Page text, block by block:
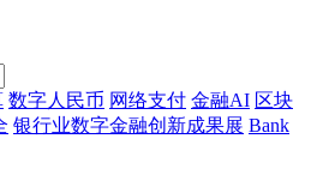
数字人民币 网络支付 金融AI 区块
银行业数字金融创新成果展 Bank